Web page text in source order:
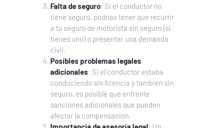
Falta de seguro: Si el conductor no
tiene seguro, podrías tener que recurrir
a tu seguro de motorista sin seguro (si
tienes uno) o presentar una demanda
civil.
Posibles problemas legales
adicionales: Si el conductor estaba
conduciendo sin licencia y también sin
seguro, es posible que enfrente
sanciones adicionales que pueden
afectar la compensación.
Importancia de asesoría legal: Un